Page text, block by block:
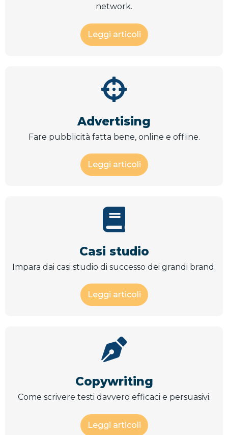
network.
Leggi articoli
Advertising
Fare pubblicità fatta bene, online e offline.
Leggi articoli
Casi studio
Impara dai casi studio di successo dei grandi brand.
Leggi articoli
Copywriting
Come scrivere testi davvero efficaci e persuasivi.
Leggi articoli